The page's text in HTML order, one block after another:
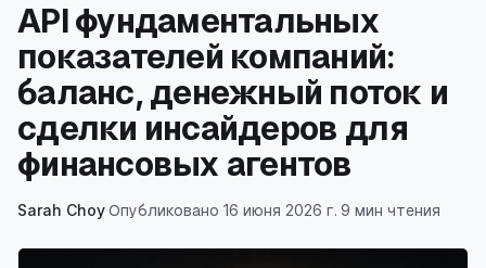
API фундаментальных
показателей компаний:
баланс, денежный поток и
сделки инсайдеров для
финансовых агентов
Sarah Choy·Опубликовано 16 июня 2026 г.·9 мин чтения